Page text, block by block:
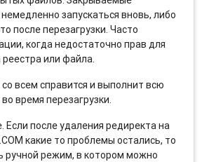
запускаться вновь, либо
после перезагрузки. Часто
когда недостаточно прав для
или файла.
со всем справится и выполнит всю
время перезагрузки.
Если после удаления редиректа на
какие то проблемы остались, то
ручной режим, в котором можно